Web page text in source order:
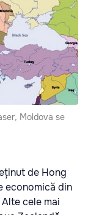
Moldova se
de Hong
economică din
cele mai